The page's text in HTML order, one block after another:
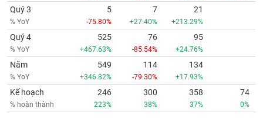
Quý 3
% YoY
5
-75.80%
7
+27.40%
21
+213.29%
Quý 4
% YoY
525
+467.63%
76
-85.54%
95
+24.76%
Năm
% YoY
549
+346.82%
114
-79.30%
134
+17.93%
Kế hoạch
% hoàn thành
246
223%
300
38%
358
37%
74
0%